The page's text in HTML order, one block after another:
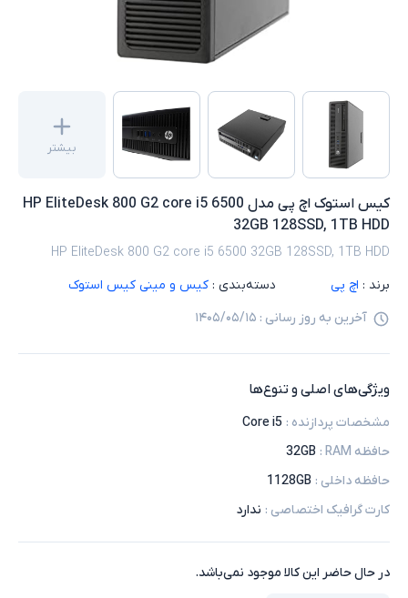
بیشتر
کیس استوک اچ پی مدل HP EliteDesk 800 G2 core i5 6500
32GB 128SSD, 1TB HDD
HP EliteDesk 800 G2 core i5 6500 32GB 128SSD, 1TB HDD
برند : اچ پی دسته‌بندی : کیس و مینی کیس استوک
آخرین به روز رسانی : ۱۴۰۵/۰۵/۱۵
ویژگی‌های اصلی و تنوع‌ها
مشخصات پردازنده :
Core i5
حافظه RAM
:
32GB
حافظه داخلی :
1128GB
کارت گرافیک اختصاصی : ندارد
در حال حاضر این کالا موجود نمی‌باشد.